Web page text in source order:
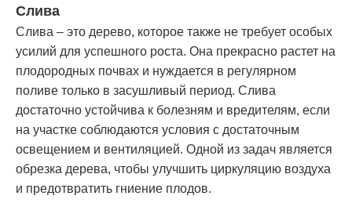
Слива
Слива – это дерево, которое также не требует особых
усилий для успешного роста. Она прекрасно растет на
плодородных почвах и нуждается в регулярном
поливе только в засушливый период. Слива
достаточно устойчива к болезням и вредителям, если
на участке соблюдаются условия с достаточным
освещением и вентиляцией. Одной из задач является
обрезка дерева, чтобы улучшить циркуляцию воздуха
и предотвратить гниение плодов.